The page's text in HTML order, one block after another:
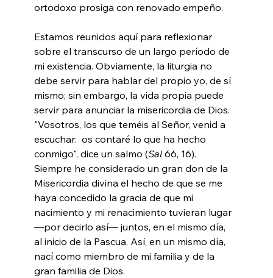
ortodoxo prosiga con renovado empeño.
Estamos reunidos aquí para reflexionar
sobre el transcurso de un largo período de
mi existencia. Obviamente, la liturgia no
debe servir para hablar del propio yo, de sí
mismo; sin embargo, la vida propia puede
servir para anunciar la misericordia de Dios.
"Vosotros, los que teméis al Señor, venid a
escuchar:  os contaré lo que ha hecho
conmigo", dice un salmo (Sal 66, 16).
Siempre he considerado un gran don de la
Misericordia divina el hecho de que se me
haya concedido la gracia de que mi
nacimiento y mi renacimiento tuvieran lugar
—por decirlo así— juntos, en el mismo día,
al inicio de la Pascua. Así, en un mismo día,
nací como miembro de mi familia y de la
gran familia de Dios.